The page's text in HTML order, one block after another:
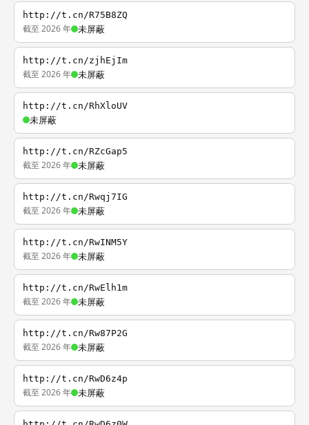
http://t.cn/R75B8ZQ
截至 2026 年 未屏蔽
http://t.cn/zjhEjIm
截至 2026 年 未屏蔽
http://t.cn/RhXloUV
未屏蔽
http://t.cn/RZcGap5
截至 2026 年 未屏蔽
http://t.cn/Rwqj7IG
截至 2026 年 未屏蔽
http://t.cn/RwINM5Y
截至 2026 年 未屏蔽
http://t.cn/RwElh1m
截至 2026 年 未屏蔽
http://t.cn/Rw87P2G
截至 2026 年 未屏蔽
http://t.cn/RwD6z4p
截至 2026 年 未屏蔽